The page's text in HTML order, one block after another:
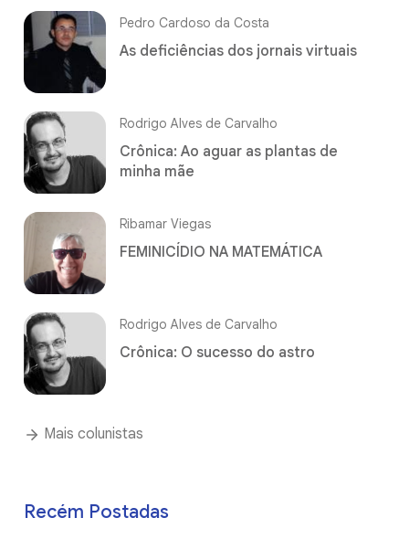
Pedro Cardoso da Costa
As deficiências dos jornais virtuais
Rodrigo Alves de Carvalho
Crônica: Ao aguar as plantas de
minha mãe
Ribamar Viegas
FEMINICÍDIO NA MATEMÁTICA
Rodrigo Alves de Carvalho
Crônica: O sucesso do astro
Mais colunistas
Recém Postadas